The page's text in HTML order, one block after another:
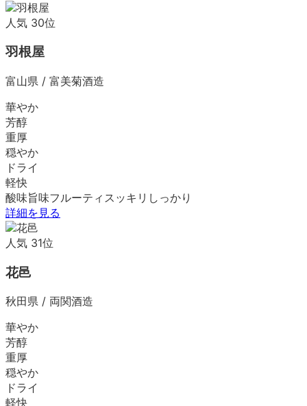
人気 30位
羽根屋
富山県 / 富美菊酒造
華やか
芳醇
重厚
穏やか
ドライ
軽快
酸味旨味フルーティ スッキリ しっかり
詳細を見る
人気 31位
花邑
秋田県 / 両関酒造
華やか
芳醇
重厚
穏やか
ドライ
軽快